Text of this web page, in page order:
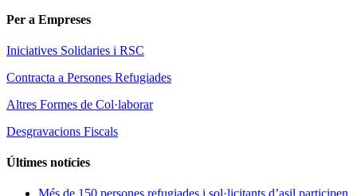
Per a Empreses
Iniciatives Solidaries i RSC
Contracta a Persones Refugiades
Altres Formes de Col·laborar
Desgravacions Fiscals
Últimes notícies